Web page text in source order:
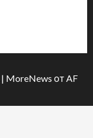
| MoreNews от AF